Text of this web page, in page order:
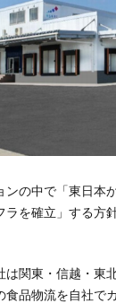
ンの中で「東日本
ラを確立」する方
は関東・信越・東
食品物流を自社で